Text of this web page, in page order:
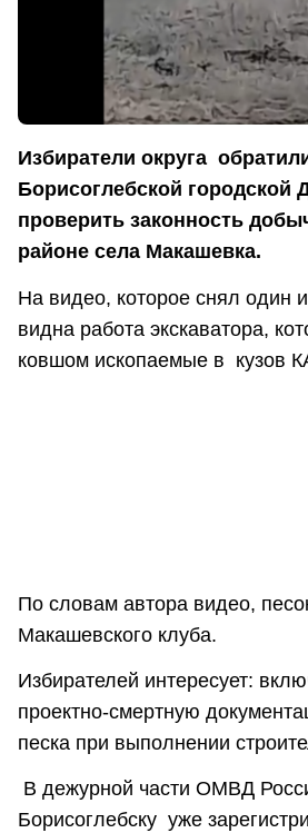
Избиратели округа
Борисоглебской городской
проверить законность
районе села Макашевка.
На видео, которое снял один
видна работа экскаватора,
ковшом ископаемые в кузов
По словам автора видео,
Макашевского клуба.
Избирателей интересует:
проектно-смертную
песка при выполнении
В дежурной части ОМВД
Борисоглебску уже